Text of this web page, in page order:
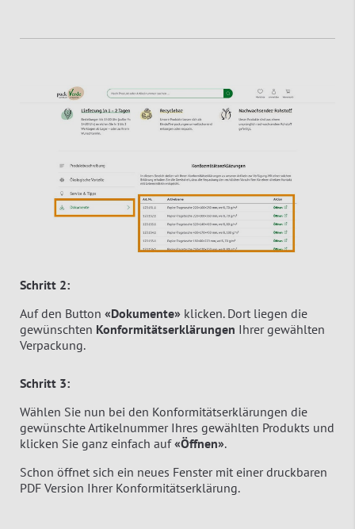
Schritt 2:
Auf den Button «Dokumente» klicken. Dort liegen die
gewünschten Konformitätserklärungen Ihrer gewählten
Verpackung.
Schritt 3:
Wählen Sie nun bei den Konformitätserklärungen die
gewünschte Artikelnummer Ihres gewählten Produkts und
klicken Sie ganz einfach auf«Öffnen».
Schon öffnet sich ein neues Fenster mit einer druckbaren
PDF Version Ihrer Konformitätserklärung.